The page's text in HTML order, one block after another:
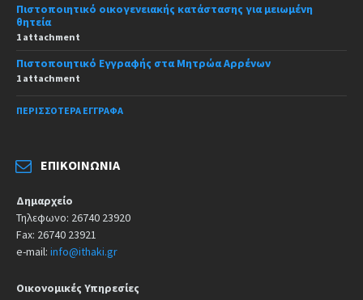
Πιστοποιητικό οικογενειακής κατάστασης για μειωμένη
θητεία
1 attachment
Πιστοποιητικό Εγγραφής στα Μητρώα Αρρένων
1 attachment
ΠΕΡΙΣΣΌΤΕΡΑ ΈΓΓΡΑΦΑ
ΕΠΙΚΟΙΝΩΝΊΑ
Δημαρχείο
Τηλεφωνο: 26740 23920
Fax: 26740 23921
e-mail: info@ithaki.gr
Οικονομικές Υπηρεσίες